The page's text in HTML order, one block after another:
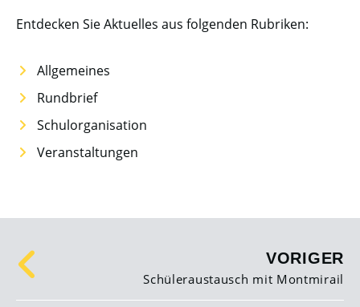
Entdecken Sie Aktuelles aus folgenden Rubriken:
Allgemeines
Rundbrief
Schulorganisation
Veranstaltungen
VORIGER
Schüleraustausch mit Montmirail